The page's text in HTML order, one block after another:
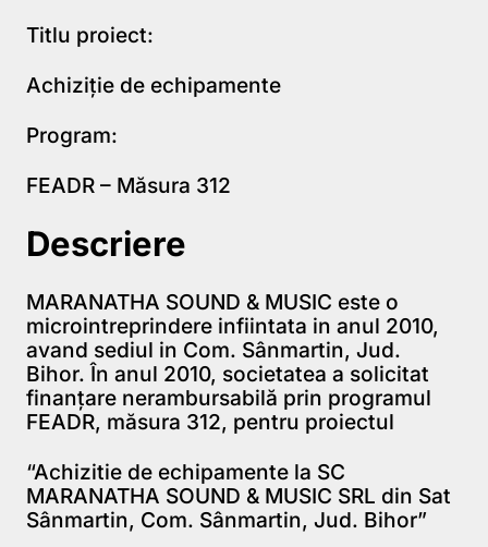
Titlu proiect:
Achiziție de echipamente
Program:
FEADR – Măsura 312
Descriere
MARANATHA SOUND & MUSIC este o
microintreprindere infiintata in anul 2010,
avand sediul in Com. Sânmartin, Jud.
Bihor. În anul 2010, societatea a solicitat
finanţare nerambursabilă prin programul
FEADR, măsura 312, pentru proiectul
“Achizitie de echipamente la SC
MARANATHA SOUND & MUSIC SRL din Sat
Sânmartin, Com. Sânmartin, Jud. Bihor”